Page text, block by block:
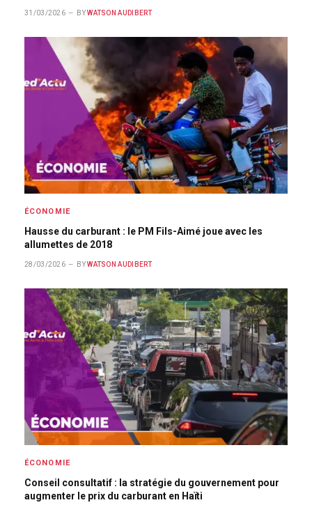
31/03/2026 BY WATSON AUDIBERT
ÉCONOMIE
Hausse du carburant : le PM Fils-Aimé joue avec les
allumettes de 2018
28/03/2026 BY WATSON AUDIBERT
ÉCONOMIE
Conseil consultatif : la stratégie du gouvernement pour
augmenter le prix du carburant en Haïti